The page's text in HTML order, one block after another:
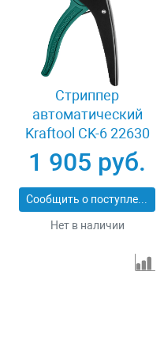
Стриппер
автоматический
Kraftool CK-6 22630
1 905 руб.
Сообщить о поступлении
Нет в наличии